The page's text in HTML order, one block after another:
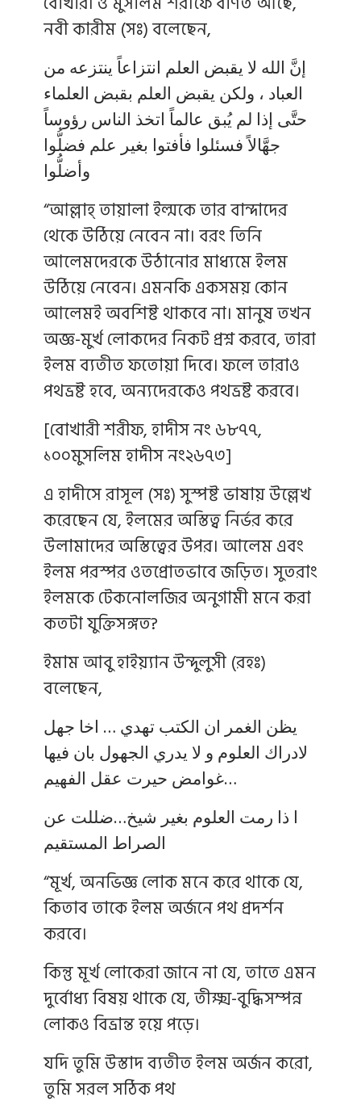
নবী কারীম (সঃ) বলেছেন,
إنَّ الله لا يقبض العلم انتزاعاً ينتزعه من
العباد ، ولكن يقبض العلم بقبض العلماء
حتَّى إذا لم يُبق عالماً اتخذ الناس رؤوساً
جهَّالاً فسئلوا فأفتوا بغير علم فضلُّوا
وأضلُّوا
“আল্লাহ্ তায়ালা ইল্মকে তার বান্দাদের
থেকে উঠিয়ে নেবেন না। বরং তিনি
আলেমদেরকে উঠানোর মাধ্যমে ইলম
উঠিয়ে নেবেন। এমনকি একসময় কোন
আলেমই অবশিষ্ট থাকবে না। মানুষ তখন
অজ্ঞ-মুর্খ লোকদের নিকট প্রশ্ন করবে, তারা
ইলম ব্যতীত ফতোয়া দিবে। ফলে তারাও
পথভ্রষ্ট হবে, অন্যদেরকেও পথভ্রষ্ট করবে।
[বোখারী শরীফ, হাদীস নং ৬৮৭৭,
১০০মুসলিম হাদীস নং২৬৭৩]
এ হাদীসে রাসূল (সঃ) সুস্পষ্ট ভাষায় উল্লেখ
করেছেন যে, ইলমের অস্তিত্ব নির্ভর করে
উলামাদের অস্তিত্বের উপর। আলেম এবং
ইলম পরস্পর ওতপ্রোতভাবে জড়িত। সুতরাং
ইলমকে টেকনোলজির অনুগামী মনে করা
কতটা যুক্তিসঙ্গত?
ইমাম আবু হাইয়্যান উন্দুলুসী (রহঃ)
বলেছেন,
يظن الغمر ان الكتب تهدي … اخا جهل
لادراك العلوم و لا يدري الجهول بان فيها
…غوامض حيرت عقل الفهيم
ا ذا رمت العلوم بغير شيخ…ضللت عن
الصراط المستقيم
“মূর্খ, অনভিজ্ঞ লোক মনে করে থাকে যে,
কিতাব তাকে ইলম অর্জনে পথ প্রদর্শন
করবে।
কিন্তু মূর্খ লোকেরা জানে না যে, তাতে এমন
দুর্বোধ্য বিষয় থাকে যে, তীক্ষ্ম-বুদ্ধিসম্পন্ন
লোকও বিভ্রান্ত হয়ে পড়ে।
যদি তুমি উস্তাদ ব্যতীত ইলম অর্জন করো,
তুমি সরল সঠিক পথ